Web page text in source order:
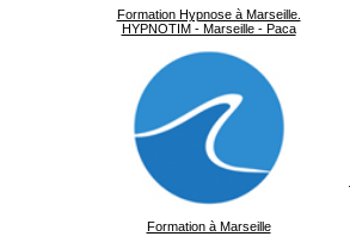
Formation Hypnose à Marseille.
HYPNOTIM - Marseille - Paca
Formation à Marseille